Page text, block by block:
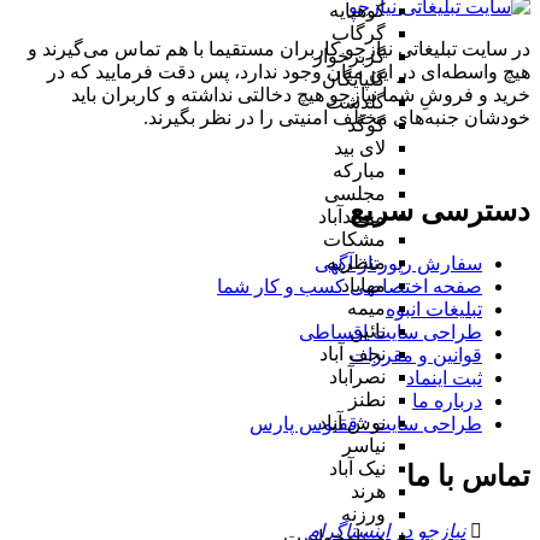
کوهپایه
گرگاب
گزبرخوار
گلپایگان
گلدشت
گوگد
لای بید
مبارکه
مجلسی
محمدآباد
مشکات
منظریه
مهاباد
میمه
نائین
نجف آباد
نصرآباد
نطنز
نوش آباد
نیاسر
نیک آباد
هرند
ورزنه
در سایت تبلیغاتی نیازجو کاربران مستقیما با هم تماس می‌گیرند و
هیچ واسطه‌ای در این میان وجود ندارد، پس دقت فرمایید که در
خرید و فروشِ شما نیازجو هیچ دخالتی نداشته و کاربران باید
خودشان جنبه‌های مختلف امنیتی را در نظر بگیرند.
دسترسی سریع
سفارش رپورتاژ آگهی
صفحه اختصاصی کسب و کار شما
تبلیغات انبوه
طراحی سایت اقساطی
قوانین و مقررات
ثبت اینماد
درباره ما
طراحی سایت : ققنوس پارس
تماس با ما
نیازجو در اینستاگرام